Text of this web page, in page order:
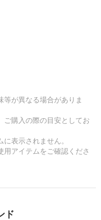
が異なる場合がありま
購入の際の目安としてお
表示されません。
アイテムをご確認くださ
ド